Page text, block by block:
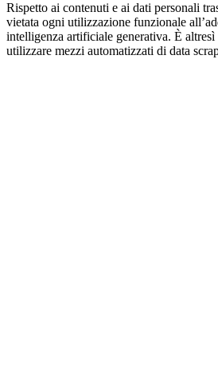
Rispetto ai contenuti e ai dati personali
vietata ogni utilizzazione funzionale
intelligenza artificiale generativa. È
utilizzare mezzi automatizzati di data